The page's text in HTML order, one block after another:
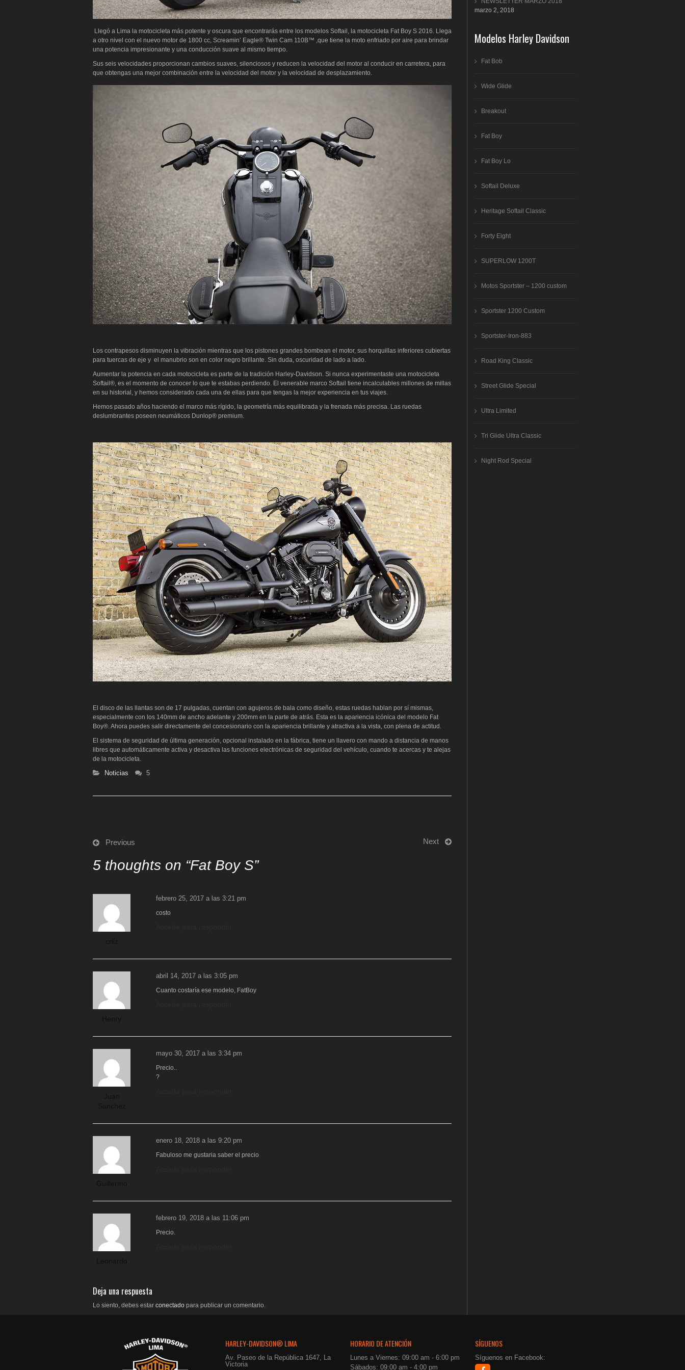
Llegó a Lima la motocicleta más potente y oscura que encontrarás entre los modelos Softail, la motocicleta Fat Boy S 2016. Llega
a otro nivel con el nuevo motor de 1800 cc, Screamin’ Eagle® Twin Cam 110B™ ,que tiene la moto enfriado por aire para brindar
una potencia impresionante y una conducción suave al mismo tiempo.
Sus seis velocidades proporcionan cambios suaves, silenciosos y reducen la velocidad del motor al conducir en carretera, para
que obtengas una mejor combinación entre la velocidad del motor y la velocidad de desplazamiento.
Los contrapesos disminuyen la vibración mientras que los pistones grandes bombean el motor, sus horquillas inferiores cubiertas
para tuercas de eje y el manubrio son en color negro brillante. Sin duda, oscuridad de lado a lado.
Aumentar la potencia en cada motocicleta es parte de la tradición Harley-Davidson. Si nunca experimentaste una motocicleta
Softail®, es el momento de conocer lo que te estabas perdiendo. El venerable marco Softail tiene incalculables millones de millas
en su historial, y hemos considerado cada una de ellas para que tengas la mejor experiencia en tus viajes.
Hemos pasado años haciendo el marco más rígido, la geometría más equilibrada y la frenada más precisa. Las ruedas
deslumbrantes poseen neumáticos Dunlop® premium.
El disco de las llantas son de 17 pulgadas, cuentan con agujeros de bala como diseño, estas ruedas hablan por sí mismas,
especialmente con los 140mm de ancho adelante y 200mm en la parte de atrás. Esta es la apariencia icónica del modelo Fat
Boy®. Ahora puedes salir directamente del concesionario con la apariencia brillante y atractiva a la vista, con plena de actitud.
El sistema de seguridad de última generación, opcional instalado en la fábrica, tiene un llavero con mando a distancia de manos
libres que automáticamente activa y desactiva las funciones electrónicas de seguridad del vehículo, cuando te acercas y te alejas
de la motocicleta.
Noticias 5
Previous Next
5 thoughts on “Fat Boy S”
febrero 25, 2017 a las 3:21 pm
costo
abril 14, 2017 a las 3:05 pm
Cuanto costaría ese modelo, FatBoy
mayo 30, 2017 a las 3:34 pm
Precio..
?
enero 18, 2018 a las 9:20 pm
Fabuloso me gustaria saber el precio
febrero 19, 2018 a las 11:06 pm
Precio.
Deja una respuesta
Lo siento, debes estar conectado para publicar un comentario.
marzo 2, 2018
Modelos Harley Davidson
Fat Bob
Wide Glide
Breakout
Fat Boy
Fat Boy Lo
Softail Deluxe
Heritage Softail Classic
Forty Eight
SUPERLOW 1200T
Motos Sportster – 1200 custom
Sportster 1200 Custom
Sportster-Iron-883
Road King Classic
Street Glide Special
Ultra Limited
Tri Glide Ultra Classic
Night Rod Special
HARLEY-DAVIDSON® LIMA
Av. Paseo de la República 1647, La
Victoria
HORARIO DE ATENCIÓN
Lunes a Viernes: 09:00 am - 6:00 pm
Sábados: 09:00 am - 4:00 pm
SÍGUENOS
Síguenos en Facebook: